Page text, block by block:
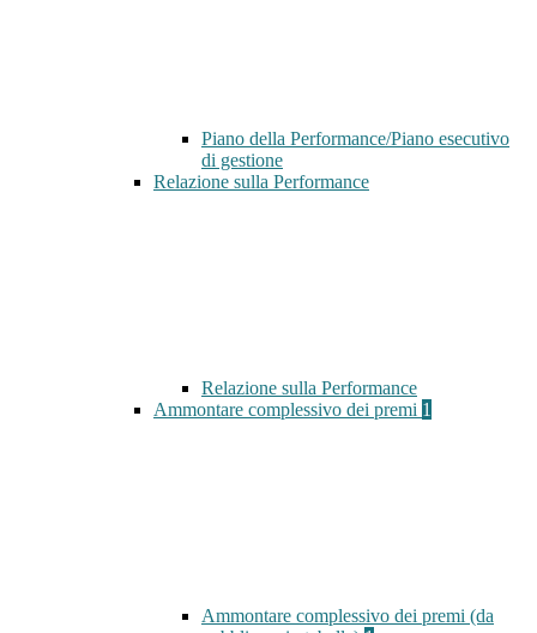
Piano della Performance/Piano esecutivo
di gestione
Relazione sulla Performance
Relazione sulla Performance
Ammontare complessivo dei premi 1
Ammontare complessivo dei premi (da